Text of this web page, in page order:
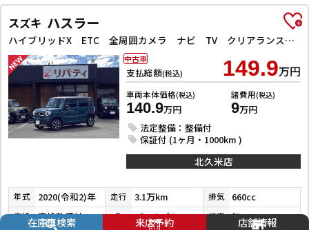
スズキ ハスラー
ハイブリッドX ETC 全周囲カメラ ナビ TV クリアランスソナー レーンアシスト 衝突被害軽減システム オートライト スマートキー アイドリングストップ 電動格納ミラー シートヒーター 後席モニター CVT
支払総額(税込) 149.9万円
車両本体価格(税込)
140.9万円
諸費用(税込)
9万円
法定整備：整備付
保証付 (1ヶ月・1000km )
中古車
北久米店
年式 2020(令和2)年 走行 3.1万km 排気 660cc
車検 車検整備付 色 デニムブルーメタリック／ミネラルグレーメタリック 修復 無
在庫車検索 来店予約 店舗情報